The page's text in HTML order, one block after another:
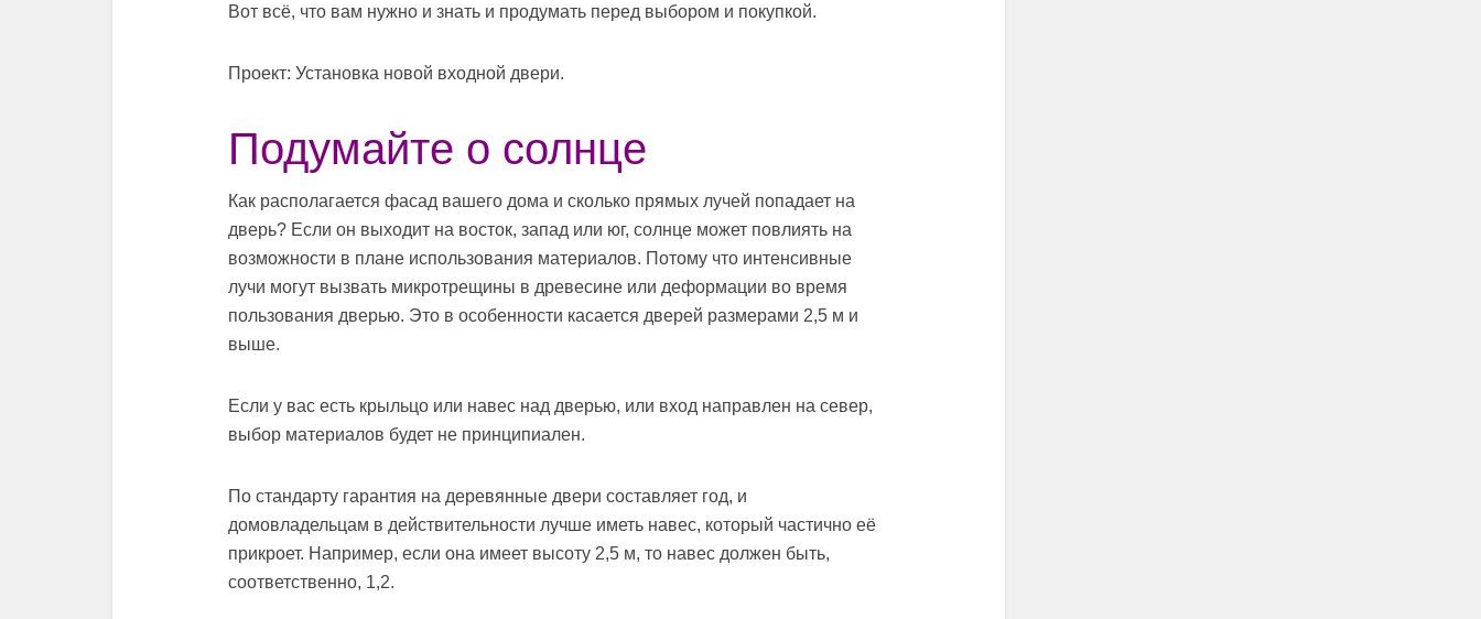
Вот всё, что вам нужно и знать и продумать перед выбором и покупкой.
Проект: Установка новой входной двери.
Подумайте о солнце
Как располагается фасад вашего дома и сколько прямых лучей попадает на
дверь? Если он выходит на восток, запад или юг, солнце может повлиять на
возможности в плане использования материалов. Потому что интенсивные
лучи могут вызвать микротрещины в древесине или деформации во время
пользования дверью. Это в особенности касается дверей размерами 2,5 м и
выше.
Если у вас есть крыльцо или навес над дверью, или вход направлен на север,
выбор материалов будет не принципиален.
По стандарту гарантия на деревянные двери составляет год, и
домовладельцам в действительности лучше иметь навес, который частично её
прикроет. Например, если она имеет высоту 2,5 м, то навес должен быть,
соответственно, 1,2.